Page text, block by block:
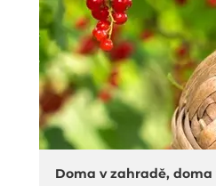
Doma v zahradě, doma